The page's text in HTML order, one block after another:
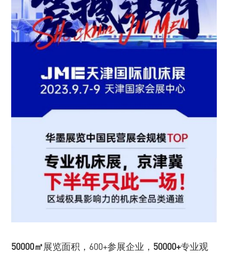
50000㎡展览面积，600+参展企业， 50000+专业观